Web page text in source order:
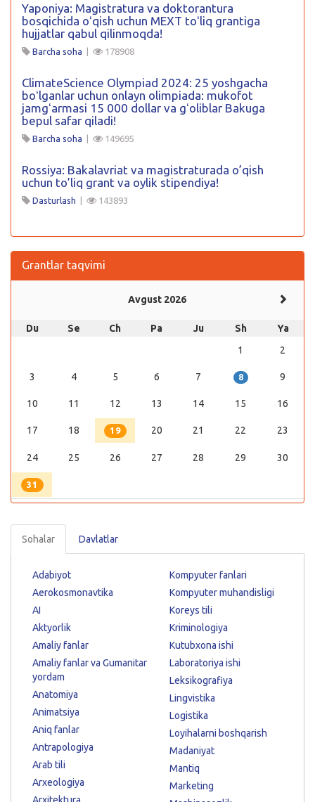
Yaponiya: Magistratura va doktorantura
bosqichida oʻqish uchun MEXT toʻliq grantiga
hujjatlar qabul qilinmoqda!
Barcha soha | 178908
ClimateScience Olympiad 2024: 25 yoshgacha
boʻlganlar uchun onlayn olimpiada: mukofot
jamgʻarmasi 15 000 dollar va gʻoliblar Bakuga
bepul safar qiladi!
Barcha soha | 149695
Rossiya: Bakalavriat va magistraturada o’qish
uchun to’liq grant va oylik stipendiya!
Dasturlash | 143893
Grantlar taqvimi
Avgust 2026
Du Se Ch Pa Ju Sh
Ya
1
2
3 4 5 6 7 8 9
10 11 12 13 14 15 16
17 18 19 20 21 22 23
24 25 26 27 28 29 30
31
Sohalar Davlatlar
Adabiyot
Aerokosmonavtika
AI
Aktyorlik
Amaliy fanlar
Amaliy fanlar va Gumanitar
yordam
Anatomiya
Animatsiya
Aniq fanlar
Antrapologiya
Arab tili
Arxeologiya
Kompyuter fanlari
Kompyuter muhandisligi
Koreys tili
Kriminologiya
Kutubxona ishi
Laboratoriya ishi
Leksikografiya
Lingvistika
Logistika
Loyihalarni boshqarish
Madaniyat
Mantiq
Marketing